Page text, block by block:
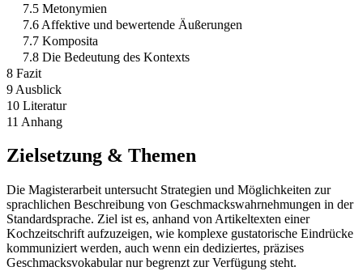
7.5 Metonymien
7.6 Affektive und bewertende Äußerungen
7.7 Komposita
7.8 Die Bedeutung des Kontexts
8 Fazit
9 Ausblick
10 Literatur
11 Anhang
Zielsetzung & Themen
Die Magisterarbeit untersucht Strategien und Möglichkeiten zur
sprachlichen Beschreibung von Geschmackswahrnehmungen in der
Standardsprache. Ziel ist es, anhand von Artikeltexten einer
Kochzeitschrift aufzuzeigen, wie komplexe gustatorische Eindrücke
kommuniziert werden, auch wenn ein dediziertes, präzises
Geschmacksvokabular nur begrenzt zur Verfügung steht.